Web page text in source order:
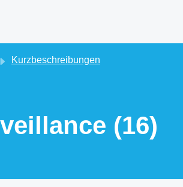
Kurzbeschreibungen
(16)